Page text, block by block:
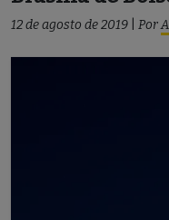
12 de agosto de 2019 Por